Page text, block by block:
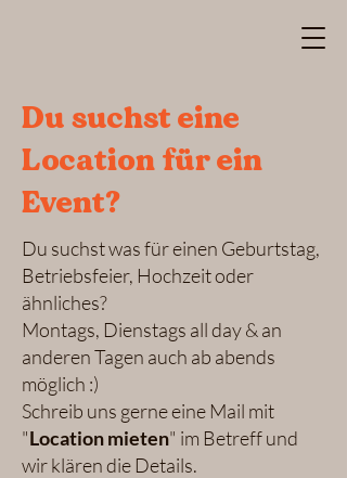
Du suchst eine
Location für ein
Event?
Du suchst was für einen Geburtstag,
Betriebsfeier, Hochzeit oder
ähnliches?
Montags, Dienstags all day & an
anderen Tagen auch ab abends
möglich :)
Schreib uns gerne eine Mail mit
"Location mieten" im Betreff und
wir klären die Details.